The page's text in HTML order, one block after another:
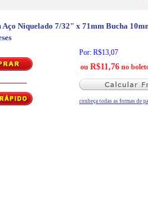
Niquelado 7/32" x 71mm Bucha
Por: R$13,07
ou R$11,76 no
conheça todas as formas de